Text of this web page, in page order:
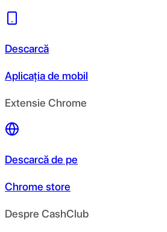
Descarcă
Aplicația de mobil
Extensie Chrome
Descarcă de pe
Chrome store
Despre CashClub